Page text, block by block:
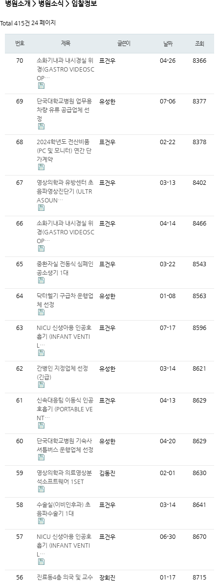
병원소개 > 병원소식 > 입찰정보
Total 415건 24 페이지
번호 제목 글쓴이 날짜 조회
70
소화기내과 내시경실 위
경(GASTRO VIDEOSC
OP…
표건우 04-26 8366
69
단국대학교병원 업무용
차량 유류 공급업체 선
정
유성한 07-06 8377
68
2024학년도 전산비품
(PC 및 모니터) 연간 단
가계약
표건우 02-22 8378
67
영상의학과 유방센터 초
음파영상진단기 (ULTR
ASOUN…
표건우 03-13 8402
66
소화기내과 내시경실 위
경(GASTRO VIDEOSC
OP…
표건우 04-14 8466
65
중환자실 전동식 심폐인
공소생기 1대
표건우 03-22 8543
64
닥터헬기 구급차 운행업
체 선정
유성한 01-08 8563
63
NICU 신생아용 인공호
흡기 (INFANT VENTI
L…
표건우 07-17 8596
62
간병인 지정업체 선정
(긴급)
유성한 03-14 8621
61
신속대응팀 이동식 인공
호흡기 (PORTABLE VE
NT…
표건우 04-13 8629
60
단국대학교병원 기숙사
셔틀버스 운행업체 선정
유성한 04-20 8629
59
영상의학과 의료영상분
석소프트웨어 1SET
김동진 02-01 8630
58
수술실(이비인후과) 초
음파수술기 1대
표건우 03-14 8641
57
NICU 신생아용 인공호
흡기 (INFANT VENTI
L…
표건우 06-30 8670
56
진료동4층 의국 및 교수
장회진 01-17 8715